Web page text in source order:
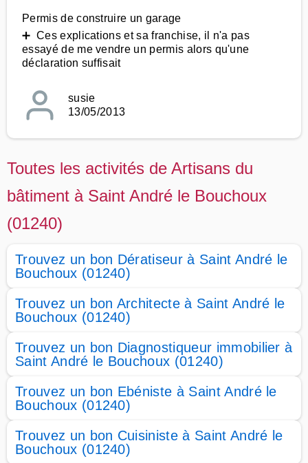
Permis de construire un garage
➕ Ces explications et sa franchise, il n'a pas
essayé de me vendre un permis alors qu'une
déclaration suffisait
susie
13/05/2013
Toutes les activités de Artisans du
bâtiment à Saint André le Bouchoux
(01240)
Trouvez un bon Dératiseur à Saint André le
Bouchoux (01240)
Trouvez un bon Architecte à Saint André le
Bouchoux (01240)
Trouvez un bon Diagnostiqueur immobilier à
Saint André le Bouchoux (01240)
Trouvez un bon Ebéniste à Saint André le
Bouchoux (01240)
Trouvez un bon Cuisiniste à Saint André le
Bouchoux (01240)